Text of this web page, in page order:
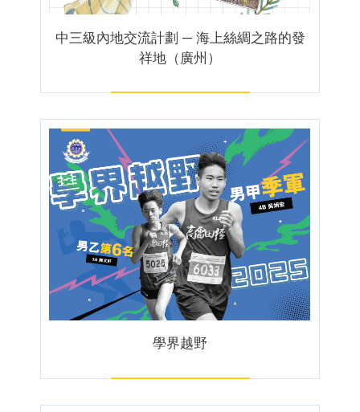
中三級內地交流計劃 ─ 海上絲綢之路的發
祥地（廣州）
學界越野